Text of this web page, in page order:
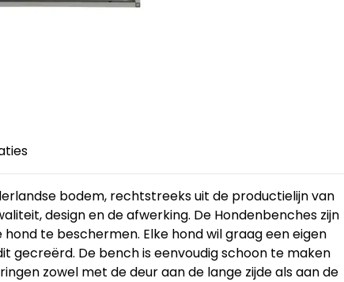
bodem, rechtstreeks uit de productielijn van
design en de afwerking. De Hondenbenches zijn
te beschermen. Elke hond wil graag een eigen
gecreërd. De bench is eenvoudig schoon te maken
zowel met de deur aan de lange zijde als aan de